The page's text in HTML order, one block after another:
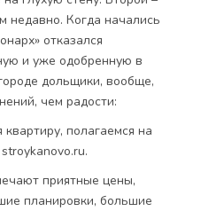
недавно. Когда начались
отказался
и уже одобренную в
дольщики, вообще,
чем радости:
полагаемся на
приятные цены,
планировки, большие